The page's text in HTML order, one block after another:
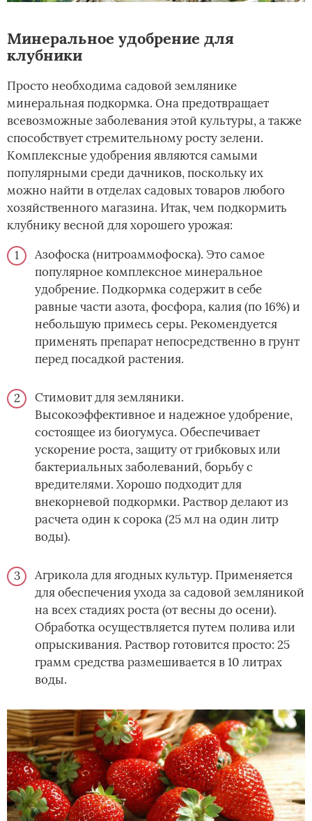
Минеральное удобрение для
клубники
Просто необходима садовой землянике
минеральная подкормка. Она предотвращает
всевозможные заболевания этой культуры, а также
способствует стремительному росту зелени.
Комплексные удобрения являются самыми
популярными среди дачников, поскольку их
можно найти в отделах садовых товаров любого
хозяйственного магазина. Итак, чем подкормить
клубнику весной для хорошего урожая:
Азофоска (нитроаммофоска). Это самое
популярное комплексное минеральное
удобрение. Подкормка содержит в себе
равные части азота, фосфора, калия (по 16%) и
небольшую примесь серы. Рекомендуется
применять препарат непосредственно в грунт
перед посадкой растения.
Стимовит для земляники.
Высокоэффективное и надежное удобрение,
состоящее из биогумуса. Обеспечивает
ускорение роста, защиту от грибковых или
бактериальных заболеваний, борьбу с
вредителями. Хорошо подходит для
внекорневой подкормки. Раствор делают из
расчета один к сорока (25 мл на один литр
воды).
Агрикола для ягодных культур. Применяется
для обеспечения ухода за садовой земляникой
на всех стадиях роста (от весны до осени).
Обработка осуществляется путем полива или
опрыскивания. Раствор готовится просто: 25
грамм средства размешивается в 10 литрах
воды.